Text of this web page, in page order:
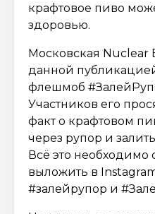
крафтовое пиво
здоровью.
Московская Nuclear
данной
флешмоб
Участников его
факт о крафтовом
через рупор и
Всё это необходимо
выложить в
#залейрупор и